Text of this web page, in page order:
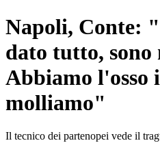
Napoli, Conte:
dato tutto, sono
Abbiamo l'osso
molliamo"
Il tecnico dei partenopei vede il